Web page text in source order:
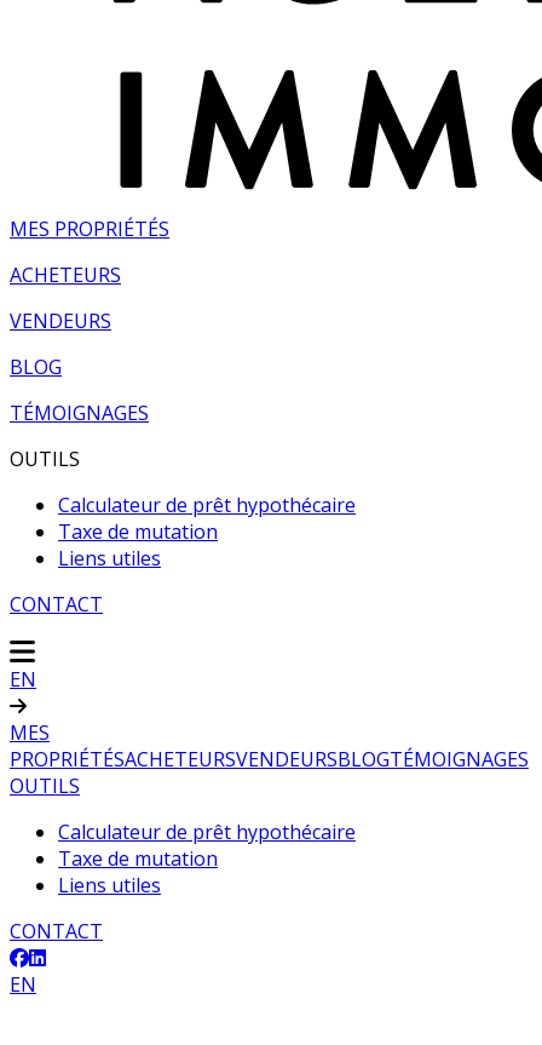
MES PROPRIÉTÉS
ACHETEURS
VENDEURS
BLOG
TÉMOIGNAGES
OUTILS
Calculateur de prêt hypothécaire
Taxe de mutation
Liens utiles
CONTACT
EN
MES
PROPRIÉTÉSACHETEURSVENDEURSBLOGTÉMOIGNAGES
OUTILS
Calculateur de prêt hypothécaire
Taxe de mutation
Liens utiles
CONTACT
EN